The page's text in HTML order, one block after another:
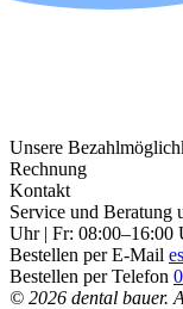
Unsere
Rechnung
Kontakt
Service und Beratung
Uhr | Fr: 08:00–16:00
Bestellen per E-Mail
Bestellen per Telefon
© 2026 dental bauer.